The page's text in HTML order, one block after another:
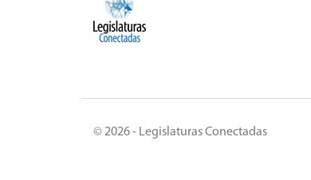
© 2026 - Legislaturas Conectadas